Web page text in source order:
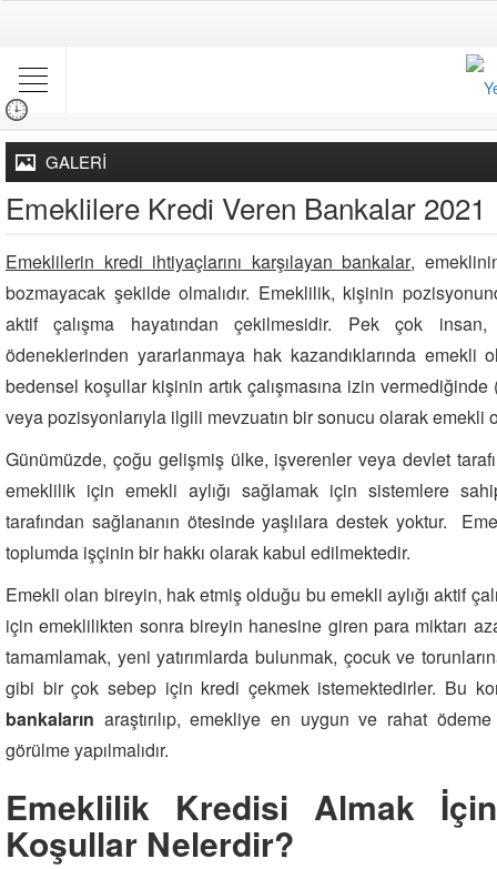
GALERİ
Emeklilere Kredi Veren Bankalar 2021
Emeklilerin kredi ihtiyaçlarını karşılayan bankalar,
bozmayacak şekilde olmalıdır. Emeklilik, kişinin
aktif çalışma hayatından çekilmesidir. Pek çok
ödeneklerinden yararlanmaya hak kazandıklarında emekli
bedensel koşullar kişinin artık çalışmasına izin
veya pozisyonlarıyla ilgili mevzuatın bir sonucu olarak emekli
Günümüzde, çoğu gelişmiş ülke, işverenler veya devlet
emeklilik için emekli aylığı sağlamak için sistemlere
tarafından sağlananın ötesinde yaşlılara destek yoktur.
toplumda işçinin bir hakkı olarak kabul edilmektedir.
Emekli olan bireyin, hak etmiş olduğu bu emekli aylığı aktif
için emeklilikten sonra bireyin hanesine giren para miktarı
tamamlamak, yeni yatırımlarda bulunmak, çocuk ve
gibi bir çok sebep için kredi çekmek istemektedirler. Bu
bankaların araştırılıp, emekliye en uygun ve rahat
görülme yapılmalıdır.
Emeklilik Kredisi Almak
Koşullar Nelerdir?